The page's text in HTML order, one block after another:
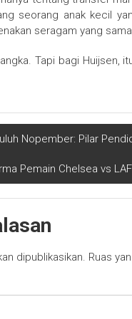
seorang anak kecil
seragam yang
Tapi bagi Huijsen,
Nopember: Pilar
Pemain Chelsea vs
dipublikasikan. Ruas